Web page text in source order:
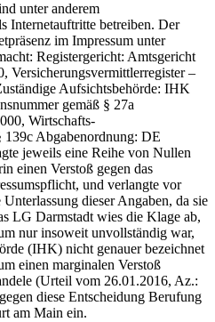
unter anderem
Internetauftritte betreiben. Der
im Impressum unter
Registergericht: Amtsgericht
Versicherungsvermittlerregister –
Aufsichtsbehörde: IHK
gemäß § 27a
Wirtschafts-
Abgabenordnung: DE
jeweils eine Reihe von Nullen
einen Verstoß gegen das
und verlangte vor
dieser Angaben, da sie
LG Darmstadt wies die Klage ab,
nur insoweit unvollständig war,
(IHK) nicht genauer bezeichnet
einen marginalen Verstoß
(Urteil vom 26.01.2016, Az.:
diese Entscheidung Berufung
am Main ein.